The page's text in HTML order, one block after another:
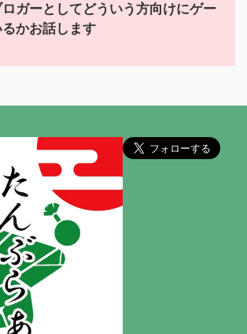
ガーとしてどういう方向けにゲー
かお話します